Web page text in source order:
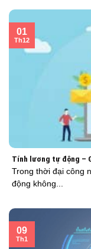
Tính lương tự động –
Trong thời đại công
động không...
01
Th12
09
Th1